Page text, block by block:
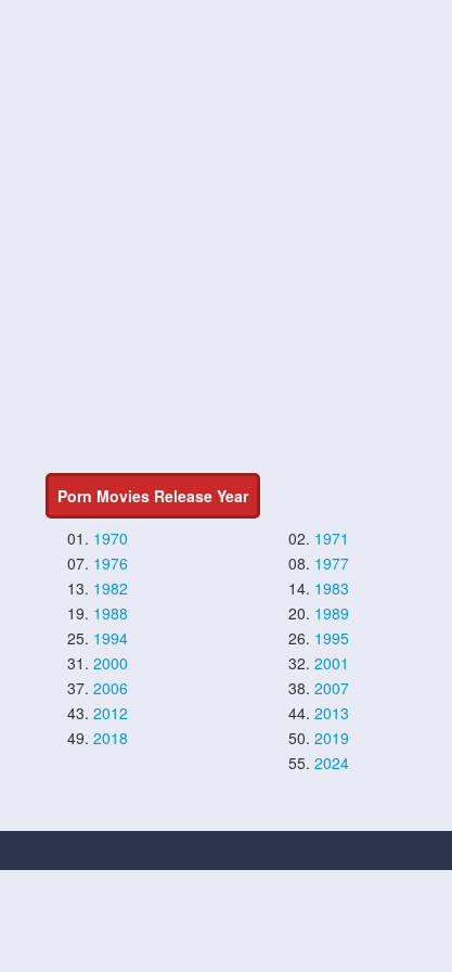
Porn Movies Release Year
01. 1970 02. 1971
07. 1976 08. 1977
13. 1982 14. 1983
19. 1988 20. 1989
25. 1994 26. 1995
31. 2000 32. 2001
37. 2006 38. 2007
43. 2012 44. 2013
49. 2018 50. 2019
55. 2024